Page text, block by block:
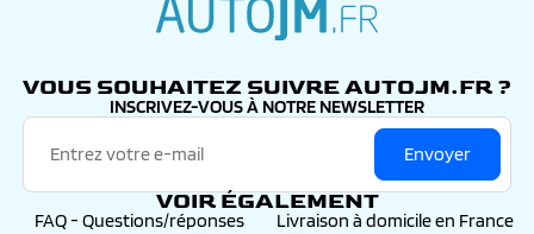
VOUS SOUHAITEZ SUIVRE AUTOJM.FR ?
INSCRIVEZ-VOUS À NOTRE NEWSLETTER
Envoyer
VOIR ÉGALEMENT
FAQ - Questions/réponses
Livraison à domicile en France